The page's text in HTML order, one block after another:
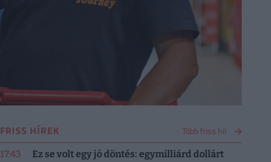
FRISS HÍREK Több friss hír
17:43
Ez se volt egy jó döntés: egymilliárd dollárt